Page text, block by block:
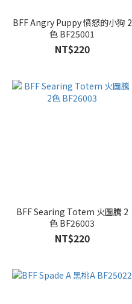
BFF Angry Puppy 憤怒的小狗 2
色 BF25001
NT$220
BFF Searing Totem 火圖騰 2
色 BF26003
NT$220